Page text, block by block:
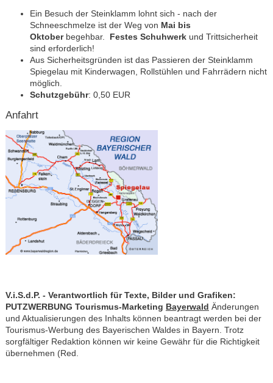
Ein Besuch der Steinklamm lohnt sich - nach der
Schneeschmelze ist der Weg von Mai bis
Oktoberbegehbar. Festes Schuhwerkund Trittsicherheit
sind erforderlich!
Aus Sicherheitsgründen ist das Passieren der Steinklamm
Spiegelau mit Kinderwagen, Rollstühlen und Fahrrädern nicht
möglich.
Schutzgebühr: 0,50 EUR
Anfahrt
V.i.S.d.P. - Verantwortlich für Texte, Bilder und Grafiken:
PUTZWERBUNG Tourismus-Marketing Bayerwald Änderungen
und Aktualisierungen des Inhalts können beantragt werden bei der
Tourismus-Werbung des Bayerischen Waldes in Bayern. Trotz
sorgfältiger Redaktion können wir keine Gewähr für die Richtigkeit
übernehmen (Red.